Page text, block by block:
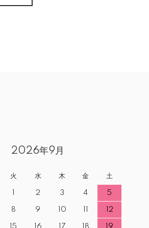
2026年9月
火 水 木 金 土
2 3 4 5
8 9 10 12
15 16 17 18 19